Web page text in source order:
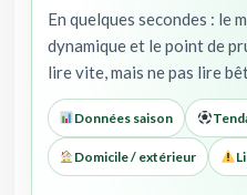
En quelques secondes : le
dynamique et le point de
lire vite, mais ne pas lire
Données saison
Domicile / extérieur